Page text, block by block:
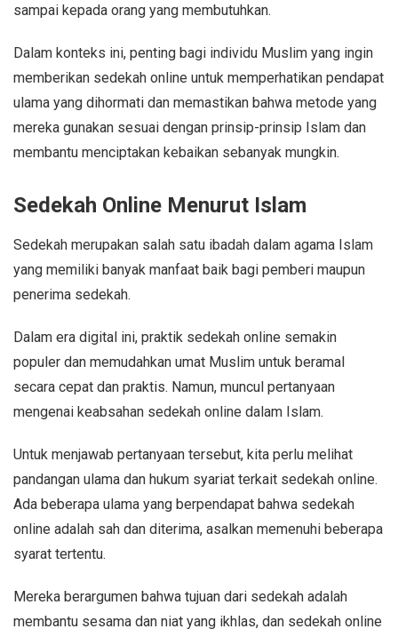
sampai kepada orang yang membutuhkan.
Dalam konteks ini, penting bagi individu Muslim yang ingin
memberikan sedekah online untuk memperhatikan pendapat
ulama yang dihormati dan memastikan bahwa metode yang
mereka gunakan sesuai dengan prinsip-prinsip Islam dan
membantu menciptakan kebaikan sebanyak mungkin.
Sedekah Online Menurut Islam
Sedekah merupakan salah satu ibadah dalam agama Islam
yang memiliki banyak manfaat baik bagi pemberi maupun
penerima sedekah.
Dalam era digital ini, praktik sedekah online semakin
populer dan memudahkan umat Muslim untuk beramal
secara cepat dan praktis. Namun, muncul pertanyaan
mengenai keabsahan sedekah online dalam Islam.
Untuk menjawab pertanyaan tersebut, kita perlu melihat
pandangan ulama dan hukum syariat terkait sedekah online.
Ada beberapa ulama yang berpendapat bahwa sedekah
online adalah sah dan diterima, asalkan memenuhi beberapa
syarat tertentu.
Mereka berargumen bahwa tujuan dari sedekah adalah
membantu sesama dan niat yang ikhlas, dan sedekah online